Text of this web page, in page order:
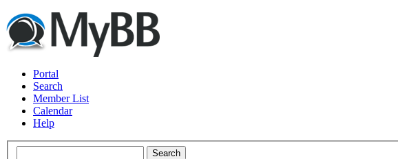
Portal
Search
Member List
Calendar
Help